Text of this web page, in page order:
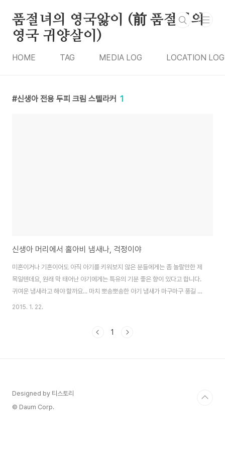
품절녀의 영국앓이 (前 품절녀의
영국 귀양살이)
HOME TAG MEDIA LOG LOCATION LOG
신생아 전용 두피 크림 스텔라커 1
신생아 머리에서 홀아비 냄새나, 걱정이야
미혼이거나 기혼이어도 아직 아기를 키워보지 않은 분들에게는 좀 놀랄만한 제
목일텐데요, 원래 막 태어난 아기에게는 특유의 기분 좋은 향이 있다고 합니다.
귀여운 냄새라고 해야 할까요... 마치 뽀송뽀송한 아기 냄새가 마구마구 풍길 것
같잖아요? 하지만 실제로 꼭 그렇지는 않답니다. 산후 조리원에 있을 때 우리
가누니 못하는 신생아에게는 귀, 목 주위에서 우유 썩은 냄새가 나기도 하고요,
2015. 1. 22.
1
Designed by 티스토리
© Daum Corp.